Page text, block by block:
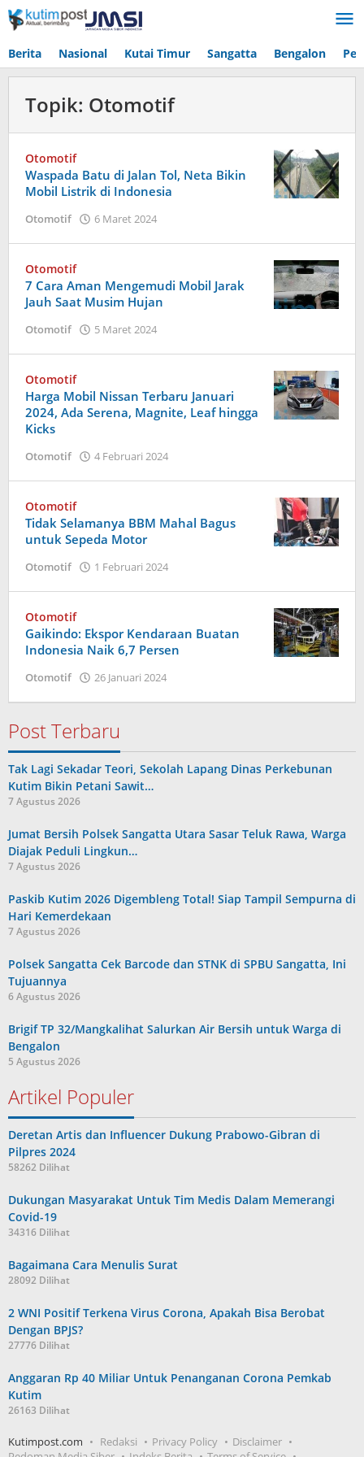
Lewati
ke
Berita Nasional Kutai Timur Sangatta Bengalon
Topik: Otomotif
Otomotif
Waspada Batu di Jalan Tol, Neta Bikin
Mobil Listrik di Indonesia
Otomotif 6 Maret 2024
Otomotif
7 Cara Aman Mengemudi Mobil Jarak
Jauh Saat Musim Hujan
Otomotif 5 Maret 2024
Otomotif
Harga Mobil Nissan Terbaru Januari
2024, Ada Serena, Magnite, Leaf hingga
Kicks
Otomotif 4 Februari 2024
Otomotif
Tidak Selamanya BBM Mahal Bagus
untuk Sepeda Motor
Otomotif 1 Februari 2024
Otomotif
Gaikindo: Ekspor Kendaraan Buatan
Indonesia Naik 6,7 Persen
Otomotif 26 Januari 2024
Post Terbaru
Tak Lagi Sekadar Teori, Sekolah Lapang Dinas Perkebunan
Kutim Bikin Petani Sawit…
7 Agustus 2026
Jumat Bersih Polsek Sangatta Utara Sasar Teluk Rawa, Warga
Diajak Peduli Lingkun…
7 Agustus 2026
Paskib Kutim 2026 Digembleng Total! Siap Tampil Sempurna di
Hari Kemerdekaan
7 Agustus 2026
Polsek Sangatta Cek Barcode dan STNK di SPBU Sangatta, Ini
Tujuannya
6 Agustus 2026
Brigif TP 32/Mangkalihat Salurkan Air Bersih untuk Warga di
Bengalon
5 Agustus 2026
Artikel Populer
Deretan Artis dan Influencer Dukung Prabowo-Gibran di
Pilpres 2024
58262 Dilihat
Dukungan Masyarakat Untuk Tim Medis Dalam Memerangi
Covid-19
34316 Dilihat
Bagaimana Cara Menulis Surat
28092 Dilihat
2 WNI Positif Terkena Virus Corona, Apakah Bisa Berobat
Dengan BPJS?
27776 Dilihat
Anggaran Rp 40 Miliar Untuk Penanganan Corona Pemkab
Kutim
26163 Dilihat
Kutimpost.com Redaksi Privacy Policy
Disclaimer